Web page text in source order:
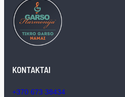
KONTAKTAI
+370 673 38434